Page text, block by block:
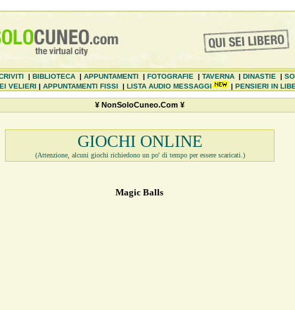
| BIBLIOTECA| APPUNTAMENTI| FOTOGRAFIE | TAVERNA| DINASTIE |
VELIERI | APPUNTAMENTI FISSI | LISTA AUDIO MESSAGGI | PENSIERI IN
¥ NonSoloCuneo.Com ¥
GIOCHI ONLINE
(Attenzione, alcuni giochi richiedono un po' di tempo per essere scaricati.)
Magic Balls